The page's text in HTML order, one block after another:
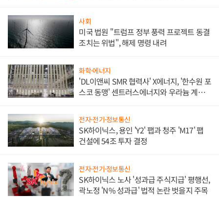
사회
미국 법원 "트럼프 정부 풍력 프로젝트 동결
조치는 위법", 해제 명령 내려
화학·에너지
'DL이앤씨 SMR 협력사' X에너지, '한수원 포
스코 동맹' 센트러스에너지와 우라늄 계약
전자·전기·정보통신
SK하이닉스, 용인 'Y2' 팹과 청주 'M17' 팹
건설에 54조 투자 결정
전자·전기·정보통신
SK하이닉스 노사 '성과급 주식지급' 평행선,
곽노정 'N% 성과급' 법적 논란 벗을지 주목